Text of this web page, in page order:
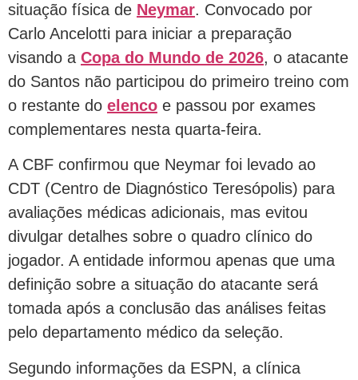
situação física de Neymar. Convocado por
Carlo Ancelotti para iniciar a preparação
visando a Copa do Mundo de 2026, o atacante
do Santos não participou do primeiro treino com
o restante do elenco e passou por exames
complementares nesta quarta-feira.
A CBF confirmou que Neymar foi levado ao
CDT (Centro de Diagnóstico Teresópolis) para
avaliações médicas adicionais, mas evitou
divulgar detalhes sobre o quadro clínico do
jogador. A entidade informou apenas que uma
definição sobre a situação do atacante será
tomada após a conclusão das análises feitas
pelo departamento médico da seleção.
Segundo informações da ESPN, a clínica